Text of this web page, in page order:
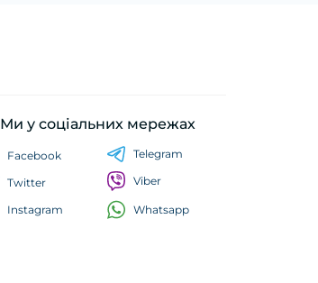
Ми у соціальних мережах
Facebook
Twitter
Instagram
Telegram
Viber
Whatsapp